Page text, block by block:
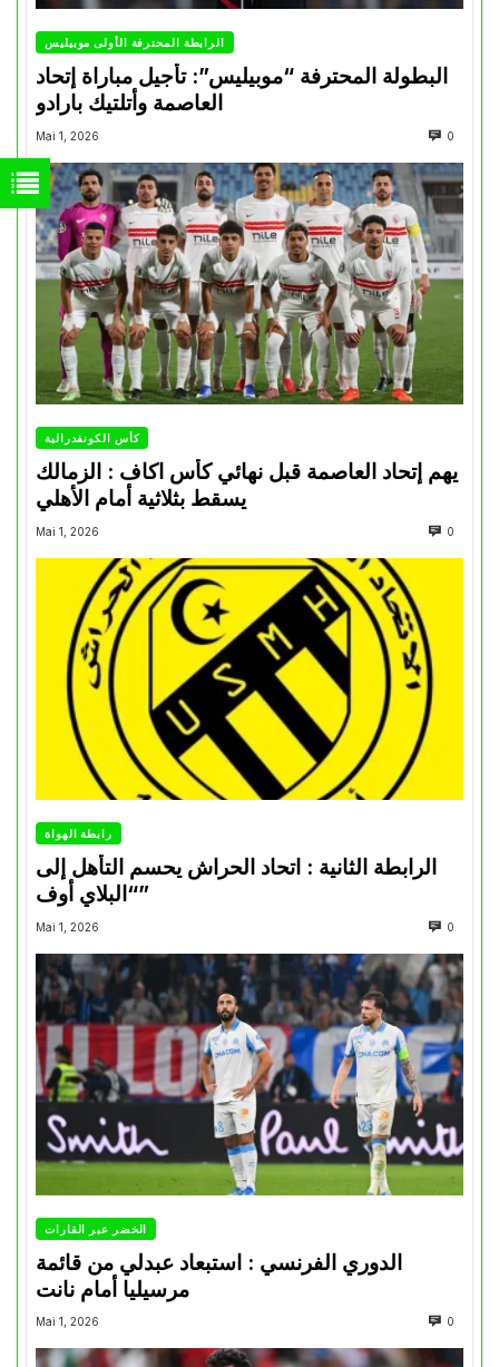
الرابطة المحترفة الأولى موبيليس
البطولة المحترفة “موبيليس”: تأجيل مباراة إتحاد
العاصمة وأتلتيك بارادو
Mai 1, 2026 0
كأس الكونفدرالية
يهم إتحاد العاصمة قبل نهائي كأس اكاف : الزمالك
Mai 1, 2026 0
رابطة الهواة
الرابطة الثانية : اتحاد الحراش يحسم التأهل إلى
“البلاي أوف”
Mai 1, 2026 0
الخضر عبر القارات
الدوري الفرنسي : استبعاد عبدلي من قائمة
مرسيليا أمام نانت
Mai 1, 2026 0